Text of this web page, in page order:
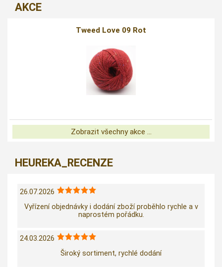
AKCE
Tweed Love 09 Rot
Zobrazit všechny akce ...
HEUREKA_RECENZE
26.07.2026
Vyřízení objednávky i dodání zboží proběhlo rychle a v
naprostém pořádku.
24.03.2026
Široký sortiment, rychlé dodání